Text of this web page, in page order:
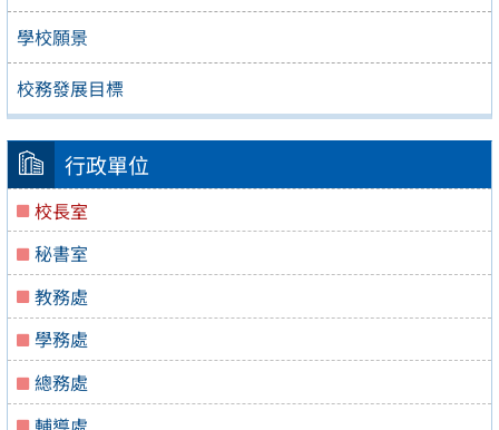
學校願景
校務發展目標
行政單位
校長室
秘書室
教務處
學務處
總務處